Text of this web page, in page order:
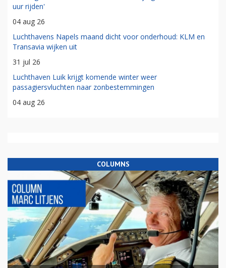
uur rijden'
04 aug 26
Luchthavens Napels maand dicht voor onderhoud: KLM en
Transavia wijken uit
31 jul 26
Luchthaven Luik krijgt komende winter weer
passagiersvluchten naar zonbestemmingen
04 aug 26
COLUMNS